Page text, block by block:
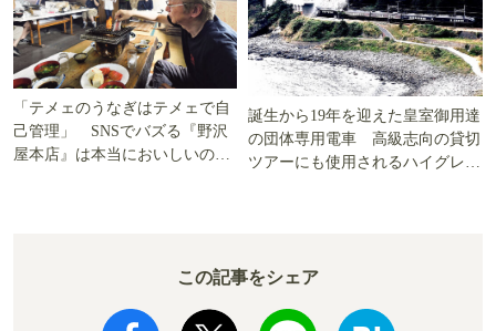
「テメェのうなぎはテメェで自
己管理」 SNSでバズる『野沢
屋本店』は本当においしいの
誕生から19年を迎えた皇室御用達
の団体専用電車 高級志向の貸切
ツアーにも使用されるハイグレー
この記事をシェア